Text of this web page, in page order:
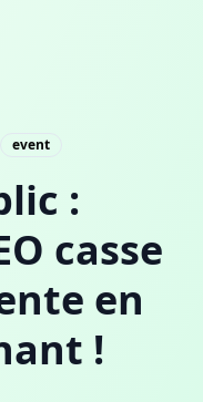
event
:
casse
en
!